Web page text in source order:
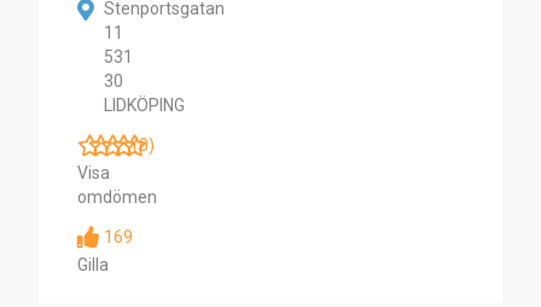
Stenportsgatan
11
531
30
LIDKÖPING
(0)
Visa
omdömen
169
Gilla